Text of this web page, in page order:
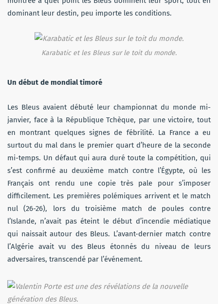
dominant leur destin, peu importe les conditions.
Karabatic et les Bleus sur le toit du monde.
Un début de mondial timoré
Les Bleus avaient débuté leur championnat du monde mi-
janvier, face à la République Tchèque, par une victoire, tout
en montrant quelques signes de fébrilité. La France a eu
surtout du mal dans le premier quart d’heure de la seconde
mi-temps. Un défaut qui aura duré toute la compétition, qui
s’est confirmé au deuxième match contre l’Égypte, où les
Français ont rendu une copie très pale pour s’imposer
difficilement. Les premières polémiques arrivent et le match
nul (26-26), lors du troisième match de poules contre
l’Islande, n’avait pas éteint le début d’incendie médiatique
qui naissait autour des Bleus. L’avant-dernier match contre
l’Algérie avait vu des Bleus étonnés du niveau de leurs
adversaires, transcendé par l’événement.